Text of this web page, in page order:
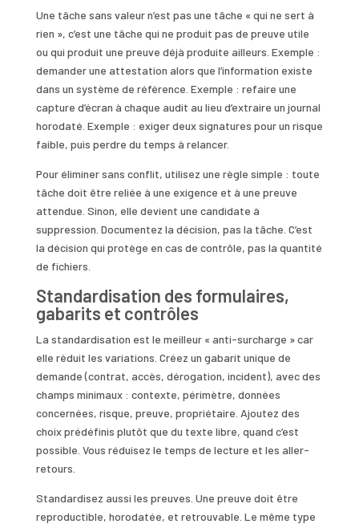
Une tâche sans valeur n’est pas une tâche « qui ne sert à
rien », c’est une tâche qui ne produit pas de preuve utile
ou qui produit une preuve déjà produite ailleurs. Exemple :
demander une attestation alors que l’information existe
dans un système de référence. Exemple : refaire une
capture d’écran à chaque audit au lieu d’extraire un journal
horodaté. Exemple : exiger deux signatures pour un risque
faible, puis perdre du temps à relancer.
Pour éliminer sans conflit, utilisez une règle simple : toute
tâche doit être reliée à une exigence et à une preuve
attendue. Sinon, elle devient une candidate à
suppression. Documentez la décision, pas la tâche. C’est
la décision qui protège en cas de contrôle, pas la quantité
de fichiers.
Standardisation des formulaires,
gabarits et contrôles
La standardisation est le meilleur « anti-surcharge » car
elle réduit les variations. Créez un gabarit unique de
demande (contrat, accès, dérogation, incident), avec des
champs minimaux : contexte, périmètre, données
concernées, risque, preuve, propriétaire. Ajoutez des
choix prédéfinis plutôt que du texte libre, quand c’est
possible. Vous réduisez le temps de lecture et les aller-
retours.
Standardisez aussi les preuves. Une preuve doit être
reproductible, horodatée, et retrouvable. Le même type